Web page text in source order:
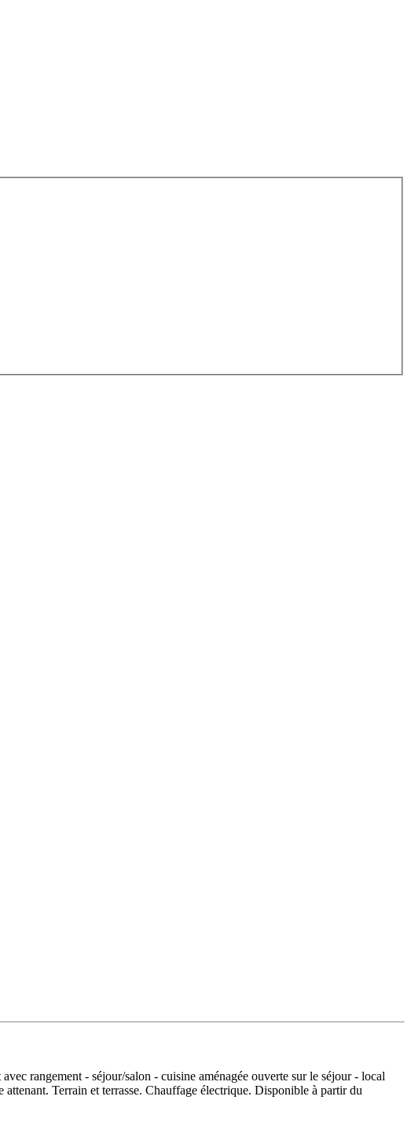
rangement - séjour/salon - cuisine aménagée ouverte sur le séjour - local
Terrain et terrasse. Chauffage électrique. Disponible à partir du